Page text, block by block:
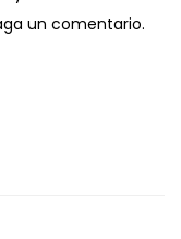
un comentario.